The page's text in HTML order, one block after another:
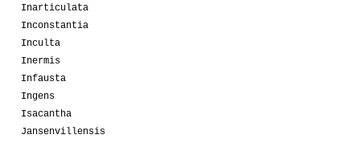
Inarticulata
Inconstantia
Inculta
Inermis
Infausta
Ingens
Isacantha
Jansenvillensis